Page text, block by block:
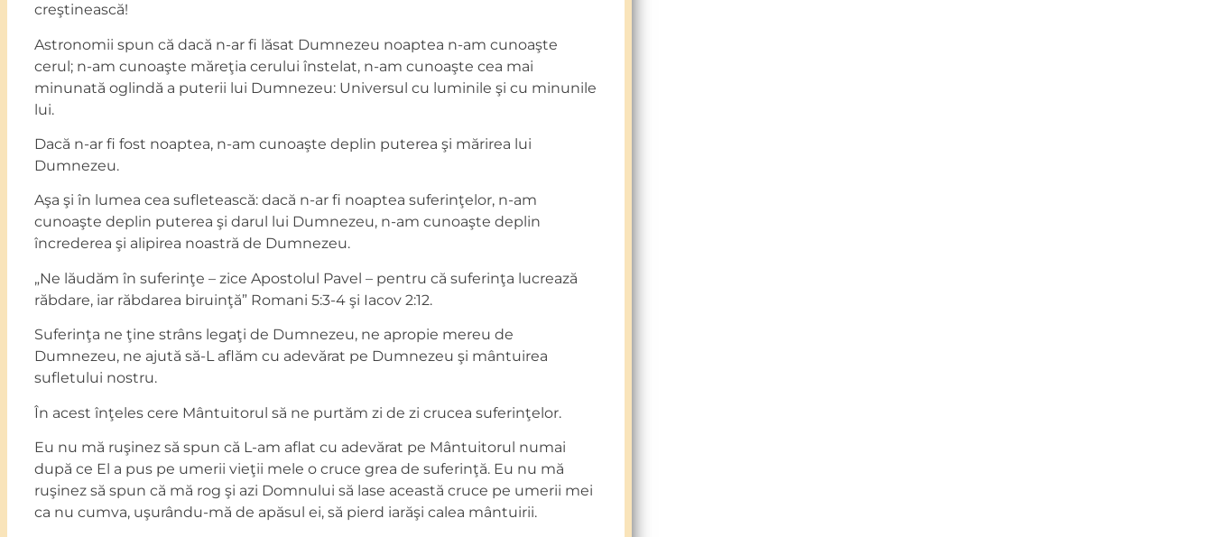
creştinească!
Astronomii spun că dacă n-ar fi lăsat Dumnezeu noaptea n-am cunoaşte
cerul; n-am cunoaşte măreţia cerului înstelat, n-am cunoaşte cea mai
minunată oglindă a puterii lui Dumnezeu: Universul cu luminile şi cu minunile
lui.
Dacă n-ar fi fost noaptea, n-am cunoaşte deplin puterea şi mărirea lui
Dumnezeu.
Aşa şi în lumea cea sufletească: dacă n-ar fi noaptea suferinţelor, n-am
cunoaşte deplin puterea şi darul lui Dumnezeu, n-am cunoaşte deplin
încrederea şi alipirea noastră de Dumnezeu.
„Ne lăudăm în suferinţe – zice Apostolul Pavel – pentru că suferinţa lucrează
răbdare, iar răbdarea biruinţă” Romani 5:3-4 şi Iacov 2:12.
Suferinţa ne ţine strâns legaţi de Dumnezeu, ne apropie mereu de
Dumnezeu, ne ajută să-L aflăm cu adevărat pe Dumnezeu şi mântuirea
sufletului nostru.
În acest înţeles cere Mântuitorul să ne purtăm zi de zi crucea suferinţelor.
Eu nu mă ruşinez să spun că L-am aflat cu adevărat pe Mântuitorul numai
după ce El a pus pe umerii vieţii mele o cruce grea de suferinţă. Eu nu mă
ruşinez să spun că mă rog şi azi Domnului să lase această cruce pe umerii mei
ca nu cumva, uşurându-mă de apăsul ei, să pierd iarăşi calea mântuirii.